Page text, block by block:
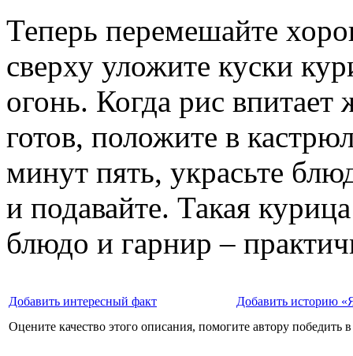
Теперь перемешайте
сверху уложите куски
огонь. Когда рис впитает
готов, положите в
минут пять, украсьте
и подавайте. Такая
блюдо и гарнир –
Добавить интересный факт
Добавить историю
Оцените качество этого описания, помогите автору победить